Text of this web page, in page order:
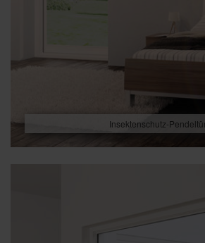
Insektenschutz-